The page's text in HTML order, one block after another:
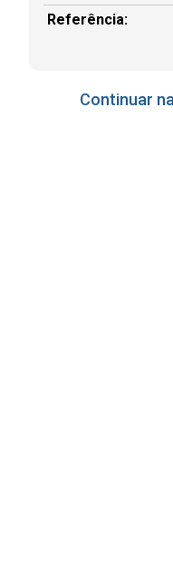
Referência:
Continuar